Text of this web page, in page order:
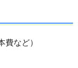
費など）